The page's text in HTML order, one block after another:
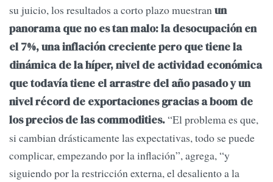
su juicio, los resultados a corto plazo muestranun
panorama que no es tan malo: la desocupación en
el 7%, una inflación creciente pero que tiene la
dinámica de la híper, nivel de actividad económica
que todavía tiene el arrastre del año pasado y un
nivel récord de exportaciones gracias a boom de
los precios de las commodities.“El problema es que,
si cambian drásticamente las expectativas, todo se puede
complicar, empezando por la inflación”, agrega, “y
siguiendo por la restricción externa, el desaliento a la